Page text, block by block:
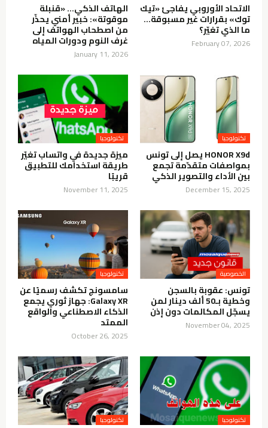
الاتحاد الأوروبي يفاجئ «تيك
توك» بقرارات غير مسبوقة…
ما الذي تغيّر؟
February 07, 2026
الهاتف الذكي… «قنبلة
موقوتة»: خبير أمني يحذّر
من اصطحاب الهواتف إلى
غرف النوم ودورات المياه
January 11, 2026
تكنولوجيا
HONOR X9d يصل إلى تونس
بمواصفات متقدّمة تجمع
بين الأداء والتصوير الذكي
December 15, 2025
تكنولوجيا
ميزة جديدة في واتساب تغيّر
طريقة استخدامك للتطبيق
قريبًا
November 11, 2025
الخصوصية
تونس: عقوبة بالسجن
وخطية بـ50 ألف دينار لمن
يسجّل المكالمات دون إذن
November 04, 2025
تكنولوجيا
سامسونج تكشف رسميًا عن
Galaxy XR: جهاز ثوري يجمع
الذكاء الاصطناعي والواقع
الممتد
October 26, 2025
تكنولوجيا تكنولوجيا